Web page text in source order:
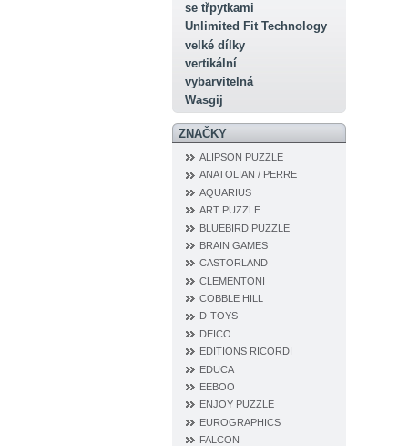
se třpytkami
Unlimited Fit Technology
velké dílky
vertikální
vybarvitelná
Wasgij
ZNAČKY
ALIPSON PUZZLE
ANATOLIAN / PERRE
AQUARIUS
ART PUZZLE
BLUEBIRD PUZZLE
BRAIN GAMES
CASTORLAND
CLEMENTONI
COBBLE HILL
D‐TOYS
DEICO
EDITIONS RICORDI
EDUCA
EEBOO
ENJOY PUZZLE
EUROGRAPHICS
FALCON